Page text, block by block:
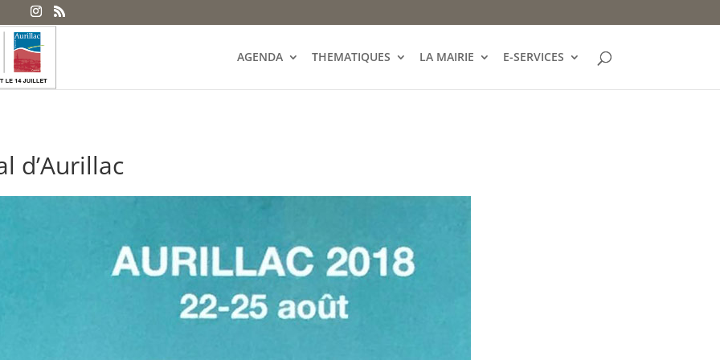
AGENDA THEMATIQUES LA MAIRIE E-SERVICES
d’Aurillac